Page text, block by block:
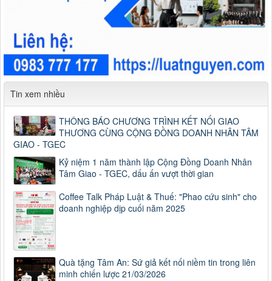
Tin xem nhiều
THÔNG BÁO CHƯƠNG TRÌNH KẾT NỐI GIAO
THƯƠNG CÙNG CỘNG ĐỒNG DOANH NHÂN TÂM
GIAO - TGEC
Kỷ niệm 1 năm thành lập Cộng Đồng Doanh Nhân
Tâm Giao - TGEC, dấu ấn vượt thời gian
Coffee Talk Pháp Luật & Thuế: "Phao cứu sinh" cho
doanh nghiệp dịp cuối năm 2025
Quà tặng Tâm An: Sứ giả kết nối niềm tin trong liên
minh chiến lược 21/03/2026